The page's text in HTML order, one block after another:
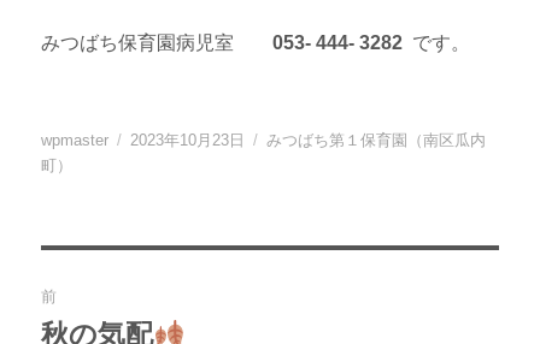
みつばち保育園病児室053- 444- 3282 です。
投
稿
wpmaster
投
2023年10月23日
カ
みつばち第１保育園（南区瓜内
町）
稿
前
過
秋の気配